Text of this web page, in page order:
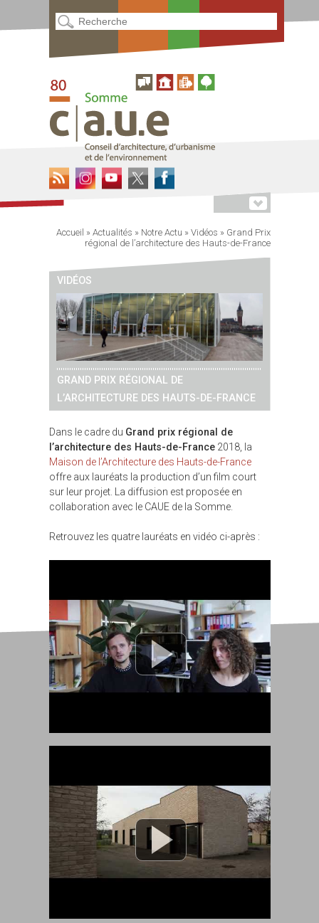
Accueil » Actualités » Notre Actu » Vidéos » Grand Prix
régional de l’architecture des Hauts-de-France
VIDÉOS
GRAND PRIX RÉGIONAL DE
L’ARCHITECTURE DES HAUTS-DE-FRANCE
Dans le cadre du Grand prix régional de
l’architecture des Hauts-de-France2018, la
Maison de l’Architecture des Hauts-de-France
offre aux lauréats la production d’un film court
sur leur projet. La diffusion est proposée en
collaboration avec le CAUE de la Somme.
Retrouvez les quatre lauréats en vidéo ci-après :